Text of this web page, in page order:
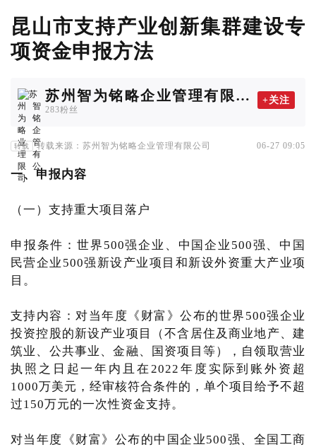
昆山市支持产业创新集群建设专
项资金申报方法
苏州智为铭略企业管理有限公
司
283粉丝
+关注
转载 转载来源：苏州智为铭略企业管理有限公司 06-27 09:05
一、申报内容
（一）支持重大项目落户
申报条件：世界500强企业、中国企业500强、中国
民营企业500强新设产业项目和新设外资重大产业项
目。
支持内容：对当年度《财富》公布的世界500强企业
投资控股的新设产业项目（不含居住及商业地产、建
筑业、公共事业、金融、国资项目等），自领取营业
执照之日起一年内且在2022年度实际到账外资超
1000万美元，经审核符合条件的，单个项目给予不超
过150万元的一次性资金支持。
对当年度《财富》公布的中国企业500强、全国工商